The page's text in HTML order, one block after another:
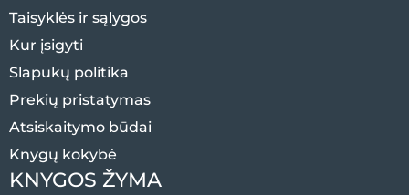
Taisyklės ir sąlygos
Kur įsigyti
Slapukų politika
Prekių pristatymas
Atsiskaitymo būdai
Knygų kokybė
KNYGOS ŽYMA